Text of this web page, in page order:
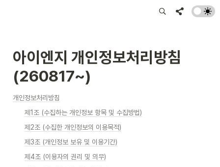
아이엔지 개인정보처리방침
(260817~)
개인정보처리방침
제1조 (수집하는 개인정보 항목 및 수집방법)
제2조 (수집한 개인정보의 이용목적)
제3조 (개인정보 보유 및 이용기간)
제4조 (이용자의 권리 및 의무)